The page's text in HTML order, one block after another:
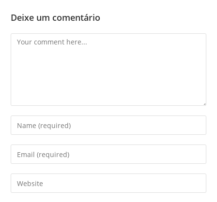
Deixe um comentário